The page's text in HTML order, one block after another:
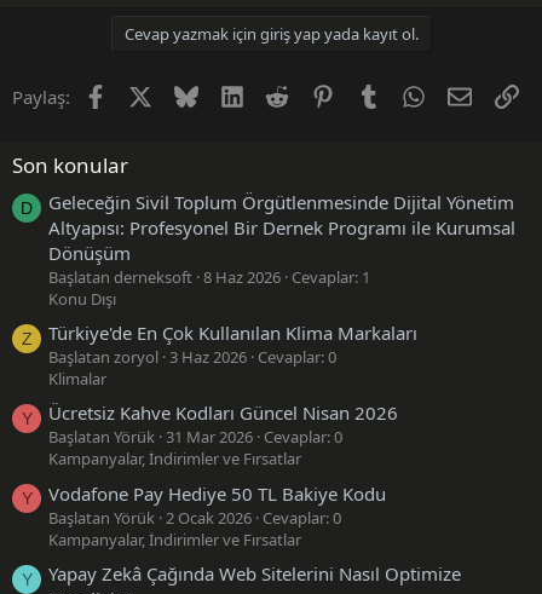
Cevap yazmak için giriş yap yada kayıt ol.
Paylaş: FacebookX (Twitter)
BlueskyLinkedInReddit PinterestTumblr WhatsApp
E-posta
Son konular
D
Geleceğin Sivil Toplum Örgütlenmesinde Dijital Yönetim
Altyapısı: Profesyonel Bir Dernek Programı ile Kurumsal
Dönüşüm
Başlatan derneksoft 8 Haz 2026 Cevaplar: 1
Konu Dışı
Z Türkiye'de En Çok Kullanılan Klima Markaları
Başlatan zoryol 3 Haz 2026 Cevaplar: 0
Klimalar
Y Ücretsiz Kahve Kodları Güncel Nisan 2026
Başlatan Yörük 31 Mar 2026 Cevaplar: 0
Kampanyalar, İndirimler ve Fırsatlar
Y Vodafone Pay Hediye 50 TL Bakiye Kodu
Başlatan Yörük 2 Ocak 2026 Cevaplar: 0
Kampanyalar, İndirimler ve Fırsatlar
Y
Yapay Zekâ Çağında Web Sitelerini Nasıl Optimize